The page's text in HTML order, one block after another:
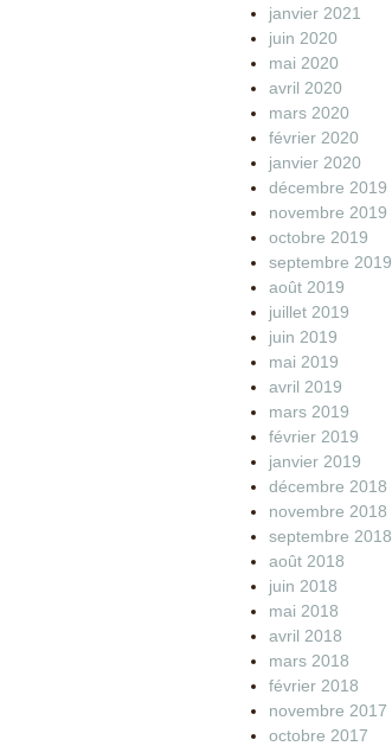
janvier 2021
juin 2020
mai 2020
avril 2020
mars 2020
février 2020
janvier 2020
décembre 2019
novembre 2019
octobre 2019
septembre 2019
août 2019
juillet 2019
juin 2019
mai 2019
avril 2019
mars 2019
février 2019
janvier 2019
décembre 2018
novembre 2018
septembre 2018
août 2018
juin 2018
mai 2018
avril 2018
mars 2018
février 2018
novembre 2017
octobre 2017